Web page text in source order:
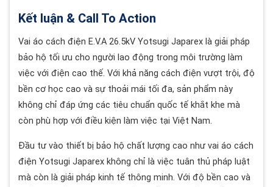
Kết luận & Call To Action
Vai áo cách điện E.V.A 26.5kV Yotsugi Japarex là giải pháp
bảo hộ tối ưu cho người lao động trong môi trường làm
việc với điện cao thế. Với khả năng cách điện vượt trội, độ
bền cơ học cao và sự thoải mái tối đa, sản phẩm này
không chỉ đáp ứng các tiêu chuẩn quốc tế khắt khe mà
còn phù hợp với điều kiện làm việc tại Việt Nam.
Đầu tư vào thiết bị bảo hộ chất lượng cao như vai áo cách
điện Yotsugi Japarex không chỉ là việc tuân thủ pháp luật
mà còn là giải pháp kinh tế thông minh. Với độ bền cao và